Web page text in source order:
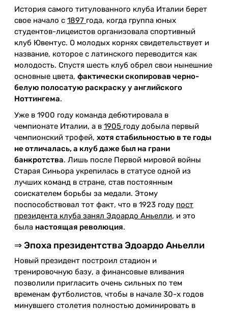
История самого титулованного клуба Италии берет
свое начало с 1897 года, когда группа юных
студентов-лицеистов организовала спортивный
клуб Ювентус. О молодых корнях свидетельствует и
название, которое с латинского переводится как
молодость. Спустя шесть клуб обрел свои нынешние
основные цвета, фактически скопировав черно-
белую полосатую раскраску у английского
Ноттингема.
Уже в 1900 году команда дебютировала в
чемпионате Италии, а в 1905 году добыла первый
чемпионский трофей, хотя стабильностью в те годы
не отличалась, а клуб даже был на грани
банкротства. Лишь после Первой мировой войны
Старая Синьора укрепилась в статусе одной из
лучших команд в стране, став постоянным
соискателем борьбы за медали. Этому
поспособствовал тот факт, что в 1923 году пост
президента клуба занял Эдоардо Аньелли, и это
была настоящая революция.
⇒ Эпоха президентства Эдоардо Аньелли
Новый президент построил стадион и
тренировочную базу, а финансовые вливания
позволили пригласить очень сильных по тем
временам футболистов, чтобы в начале 30-х годов
минувшего столетия полностью доминировать в